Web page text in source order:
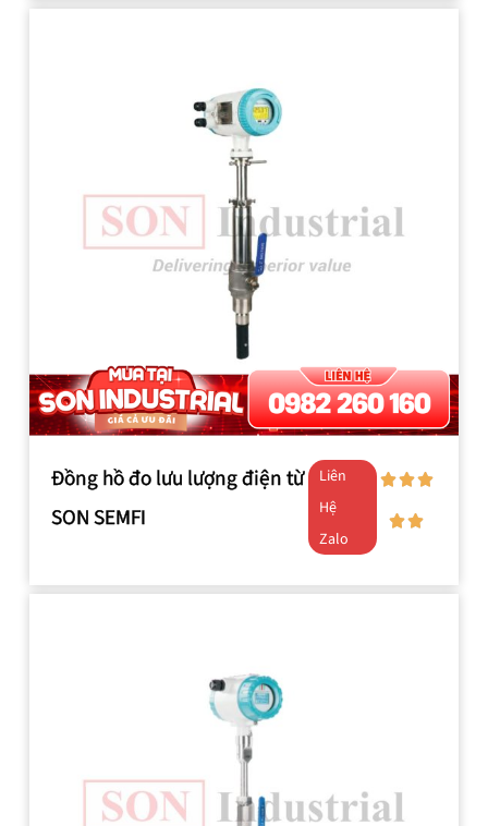
Đồng hồ đo lưu lượng điện từ
SON SEMFI
Liên
Hệ
Zalo